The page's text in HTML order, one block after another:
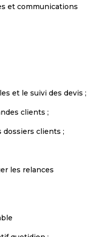
et communications
et le suivi des devis ;
clients ;
dossiers clients ;
les relances